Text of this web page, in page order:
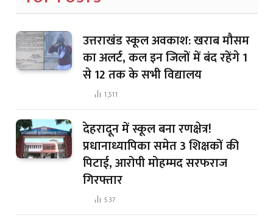
उत्तराखंड स्कूल अवकाश: खराब मौसम
का अलर्ट, कल इन जिलों में बंद रहेंगे 1
से 12 तक के सभी विद्यालय
1,511
देहरादून में स्कूल बना रणक्षेत्र!
प्रधानाध्यापिका समेत 3 शिक्षकों की
पिटाई, आरोपी मोहम्मद सरफराज
गिरफ्तार
537